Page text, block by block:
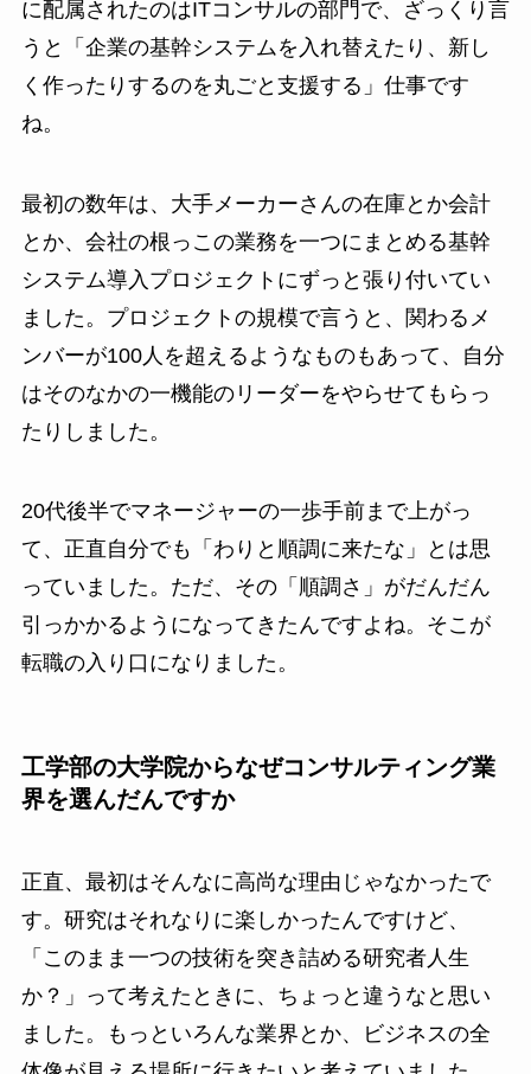
に配属されたのはITコンサルの部門で、ざっくり言
うと「企業の基幹システムを入れ替えたり、新し
く作ったりするのを丸ごと支援する」仕事です
ね。
最初の数年は、大手メーカーさんの在庫とか会計
とか、会社の根っこの業務を一つにまとめる基幹
システム導入プロジェクトにずっと張り付いてい
ました。プロジェクトの規模で言うと、関わるメ
ンバーが100人を超えるようなものもあって、自分
はそのなかの一機能のリーダーをやらせてもらっ
たりしました。
20代後半でマネージャーの一歩手前まで上がっ
て、正直自分でも「わりと順調に来たな」とは思
っていました。ただ、その「順調さ」がだんだん
引っかかるようになってきたんですよね。そこが
転職の入り口になりました。
工学部の大学院からなぜコンサルティング業
界を選んだんですか
正直、最初はそんなに高尚な理由じゃなかったで
す。研究はそれなりに楽しかったんですけど、
「このまま一つの技術を突き詰める研究者人生
か？」って考えたときに、ちょっと違うなと思い
ました。もっといろんな業界とか、ビジネスの全